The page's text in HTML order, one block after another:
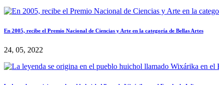
En 2005, recibe el Premio Nacional de Ciencias y Arte en la categoría de Bellas Artes
24, 05, 2022